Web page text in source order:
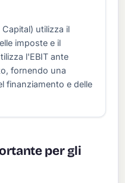
utilizza il
imposte e il
l'EBIT ante
fornendo una
finanziamento e delle
per gli